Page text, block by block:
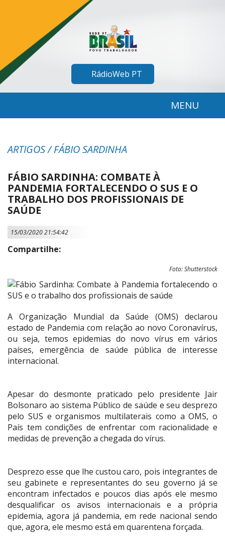
RádioWeb PT
MENU
ARTIGOS / FÁBIO SARDINHA
FÁBIO SARDINHA: COMBATE À
PANDEMIA FORTALECENDO O SUS E O
TRABALHO DOS PROFISSIONAIS DE
SAÚDE
15/03/2020 21:54:42
Compartilhe:
Foto: Shutterstock
A Organização Mundial da Saúde (OMS) declarou
estado de Pandemia com relação ao novo Coronavírus,
ou seja, temos epidemias do novo vírus em vários
países, emergência de saúde pública de interesse
internacional.
Apesar do desmonte praticado pelo presidente Jair
Bolsonaro ao sistema Público de saúde e seu desprezo
pelo SUS e organismos multilaterais como a OMS, o
País tem condições de enfrentar com racionalidade e
medidas de prevenção a chegada do vírus.
Desprezo esse que lhe custou caro, pois integrantes de
seu gabinete e representantes do seu governo já se
encontram infectados e poucos dias após ele mesmo
desqualificar os avisos internacionais e a própria
epidemia, agora já pandemia, em rede nacional sendo
que, agora, ele mesmo está em quarentena forçada.